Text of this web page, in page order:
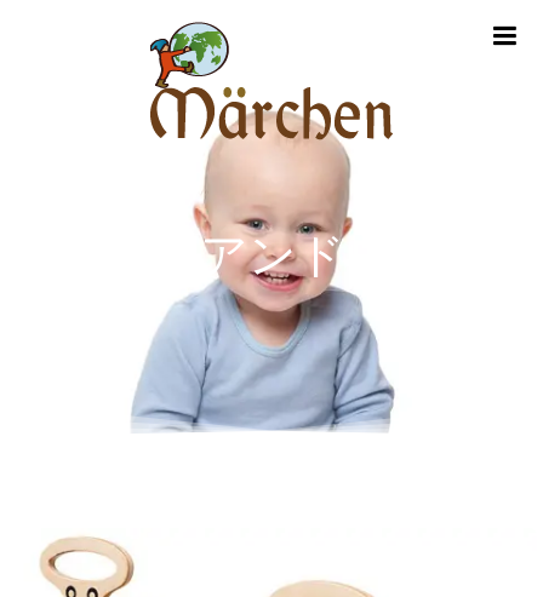
ライドアンドロール